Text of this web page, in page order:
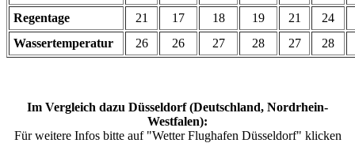
Regentage 21 17 18 19 21 24
Wassertemperatur
26 26 27 28 27 28
Im Vergleich dazu Düsseldorf (Deutschland, Nordrhein-
Westfalen):
Für weitere Infos bitte auf "Wetter Flughafen Düsseldorf" klicken